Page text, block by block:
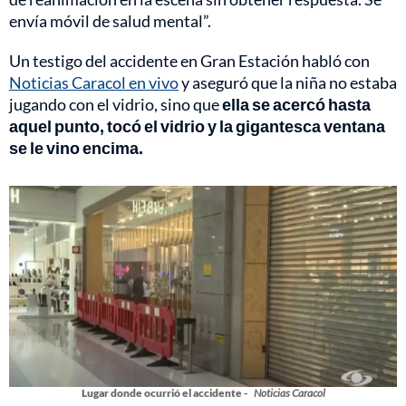
envía móvil de salud mental”.
Un testigo del accidente en Gran Estación habló con
Noticias Caracol en vivoy aseguró que la niña no estaba
jugando con el vidrio, sino queella se acercó hasta
aquel punto, tocó el vidrio y la gigantesca ventana
se le vino encima.
Lugar donde ocurrió el accidente - Noticias Caracol